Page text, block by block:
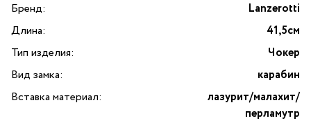
Бренд:
Lanzerotti
Длина:
41,5см
Тип изделия:
Чокер
Вид замка:
карабин
Вставка материал:
лазурит/малахит/
перламутр